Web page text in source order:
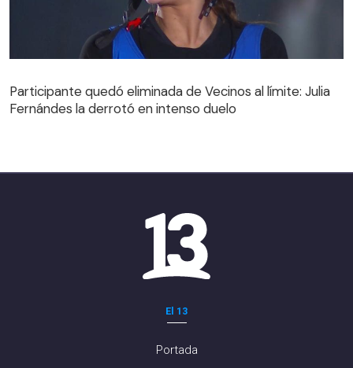
Fernándes la derrotó en intenso duelo
Participante quedó eliminada de Vecinos al límite: Julia
Fernándes la derrotó en intenso duelo
El 13
Portada